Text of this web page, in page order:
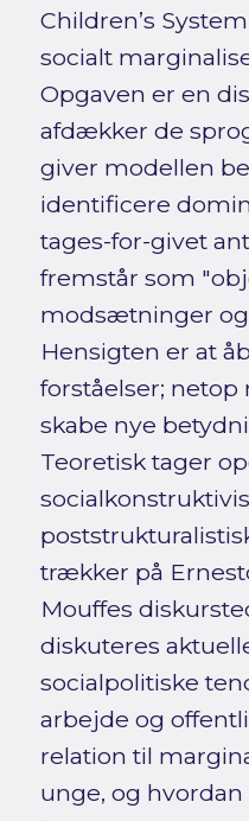
Children’s
socialt
Opgaven er en
afdækker de
giver modellen
identificere
tages-for-givet
fremstår som
modsætninger og
Hensigten er at
forståelser;
skabe nye
Teoretisk tager
trækker på
Mouffes
diskuteres
socialpolitiske
arbejde og
relation til
unge, og